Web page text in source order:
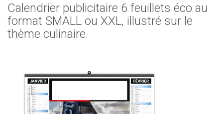
Calendrier publicitaire 6 feuillets éco au
format SMALL ou XXL, illustré sur le
thème culinaire.